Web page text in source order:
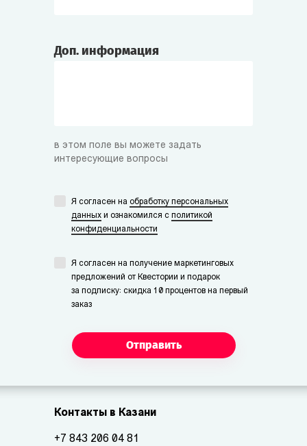
Доп. информация
в этом поле вы можете задать
интересующие вопросы
Я согласен на обработку персональных
данных и ознакомился с политикой
конфиденциальности
Я согласен на получение маркетинговых
предложений от Квестории и подарок
за подписку: скидка 10 процентов на первый
заказ
Отправить
Контакты в Казани
+7 843 206 04 81